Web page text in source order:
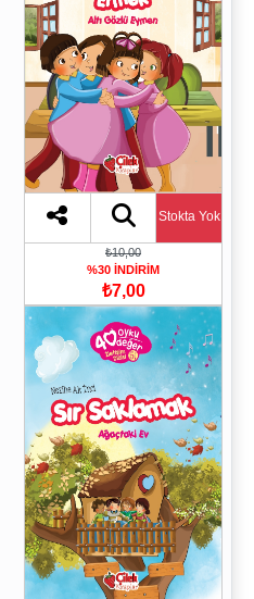
Stokta Yok
₺10,00
%30 İNDİRİM
₺7,00